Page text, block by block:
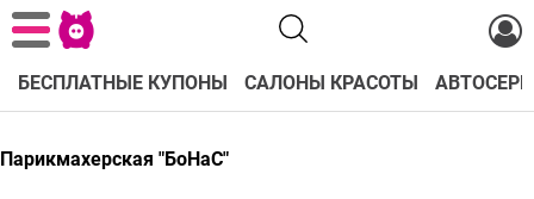
БЕСПЛАТНЫЕ КУПОНЫ САЛОНЫ КРАСОТЫ
Парикмахерская "БоНаС"